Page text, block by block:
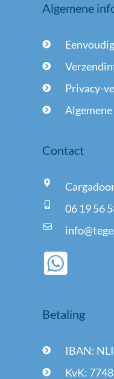
Algemene
Privacy-
Contact
06 19 56
Betaling
IBAN:
KvK: